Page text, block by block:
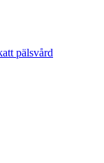
pälsvård